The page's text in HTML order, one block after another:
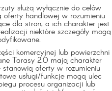
służą wyłącznie do celów
handlowej w rozumieniu
dla stron, a ich charakter jest
niektóre szczegóły mogą
komercyjnej lub powierzchni
Tarasy 2.0 mają charakter
stanowią oferty w rozumieniu
usługi/funkcje mogą ulec
procesu organizacji lub